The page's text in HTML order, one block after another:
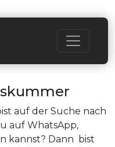
auf der Suche nach
auf WhatsApp,
kannst? Dann bist